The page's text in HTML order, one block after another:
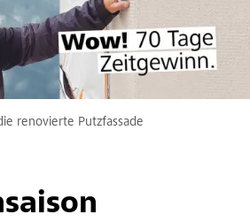
renovierte Putzfassade